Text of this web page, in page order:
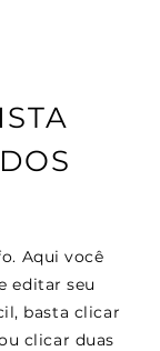
Aqui você
editar seu
basta clicar
clicar duas